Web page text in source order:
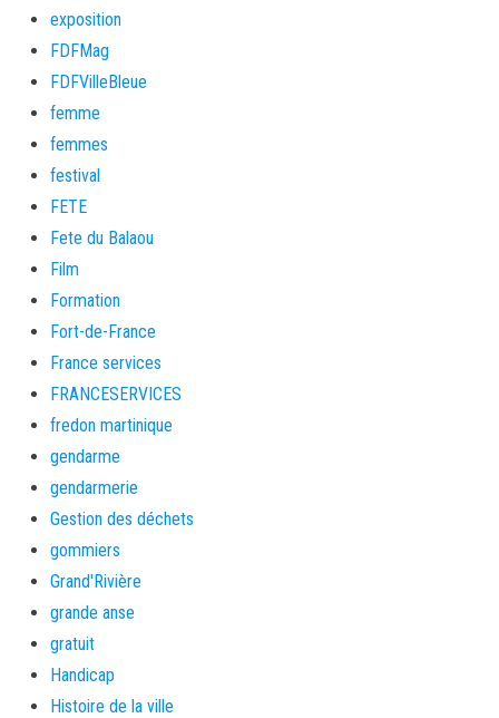
exposition
FDFMag
FDFVilleBleue
femme
femmes
festival
FETE
Fete du Balaou
Film
Formation
Fort-de-France
France services
FRANCESERVICES
fredon martinique
gendarme
gendarmerie
Gestion des déchets
gommiers
Grand'Rivière
grande anse
gratuit
Handicap
Histoire de la ville